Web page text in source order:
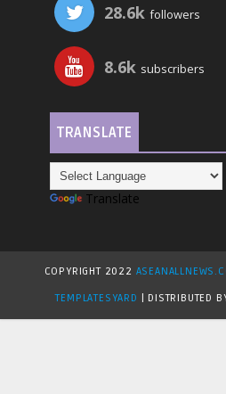
28.6k followers
8.6k subscribers
TRANSLATE
Translate
COPYRIGHT 2022
TEMPLATESYARD
| DISTRIBUTED